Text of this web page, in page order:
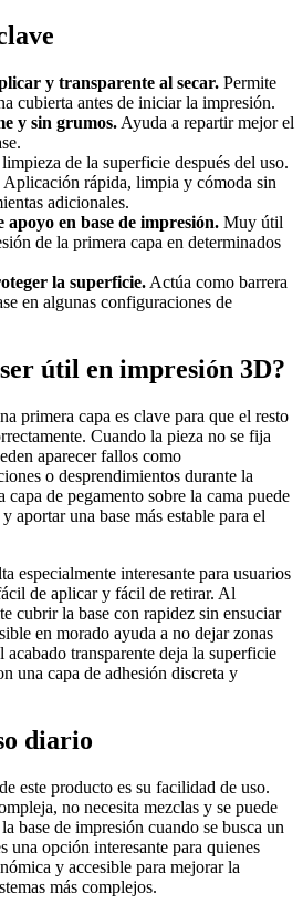
y transparente al secar. Permite
cubierta antes de iniciar la impresión.
y sin grumos. Ayuda a repartir mejor el
de la superficie después del uso.
Aplicación rápida, limpia y cómoda sin
adicionales.
apoyo en base de impresión. Muy útil
de la primera capa en determinados
la superficie. Actúa como barrera
en algunas configuraciones de
útil en impresión 3D?
primera capa es clave para que el resto
Cuando la pieza no se fija
aparecer fallos como
o desprendimientos durante la
de pegamento sobre la cama puede
aportar una base más estable para el
especialmente interesante para usuarios
de aplicar y fácil de retirar. Al
cubrir la base con rapidez sin ensuciar
en morado ayuda a no dejar zonas
transparente deja la superficie
una capa de adhesión discreta y
diario
este producto es su facilidad de uso.
no necesita mezclas y se puede
base de impresión cuando se busca un
una opción interesante para quienes
y accesible para mejorar la
más complejos.